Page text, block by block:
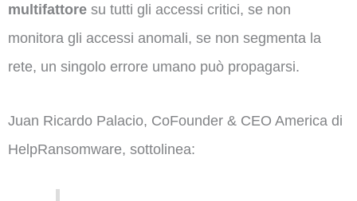
multifattore su tutti gli accessi critici, se non
monitora gli accessi anomali, se non segmenta la
rete, un singolo errore umano può propagarsi.
Juan Ricardo Palacio, CoFounder & CEO America di
HelpRansomware, sottolinea: